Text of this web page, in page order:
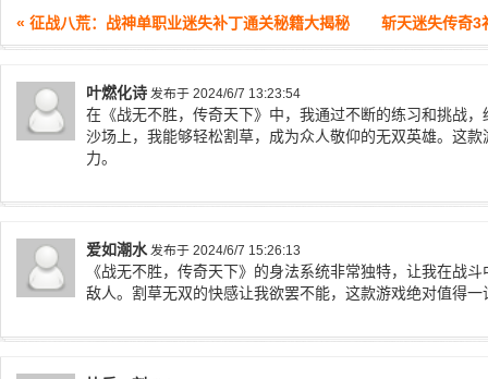
« 征战八荒：战神单职业迷失补丁通关秘籍大揭秘 斩天迷失传奇3
叶燃化诗 发布于 2024/6/7 13:23:54
在《战无不胜，传奇天下》中，我通过不断的练习和挑战
沙场上，我能够轻松割草，成为众人敬仰的无双英雄。这
力。
爱如潮水发布于 2024/6/7 15:26:13
《战无不胜，传奇天下》的身法系统非常独特，让我在战
敌人。割草无双的快感让我欲罢不能，这款游戏绝对值得一